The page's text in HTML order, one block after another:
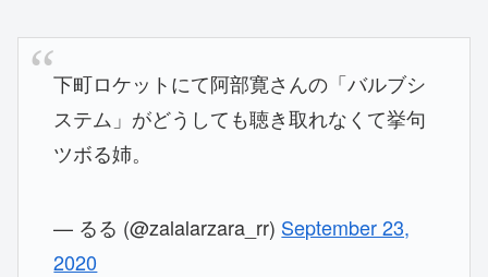
下町ロケットにて阿部寛さんの「バルブシ
ステム」がどうしても聴き取れなくて挙句
ツボる姉。
— るる (@zalalarzara_rr) September 23,
2020